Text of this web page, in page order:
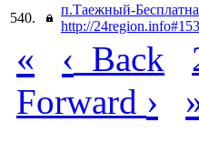
540.
п.Таежный-
http://
« ‹ Back
Forward ›